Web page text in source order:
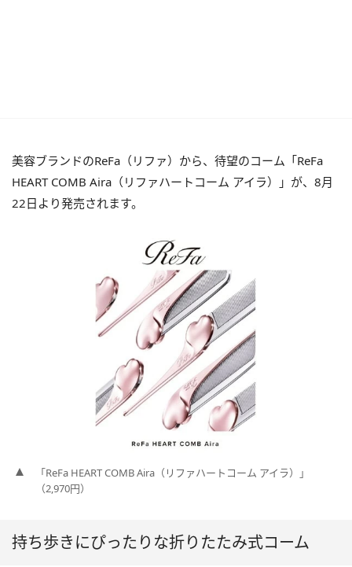
美容ブランドのReFa（リファ）から、待望のコーム「ReFa
HEART COMB Aira（リファハートコーム アイラ）」が、8月
22日より発売されます。
「ReFa HEART COMB Aira（リファハートコーム アイラ）」
（2,970円）
持ち歩きにぴったりな折りたたみ式コーム